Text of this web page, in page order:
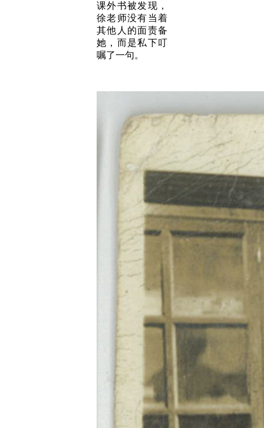
课外书被发现，
徐老师没有当着
其他人的面责备
她，而是私下叮
嘱了一句。